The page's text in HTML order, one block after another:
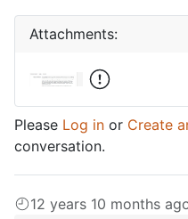
Attachments:
Please Log in or Create
conversation.
12 years 10 months